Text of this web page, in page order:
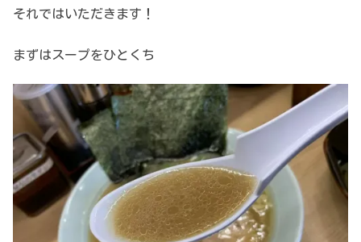
それではいただきます！
まずはスープをひとくち